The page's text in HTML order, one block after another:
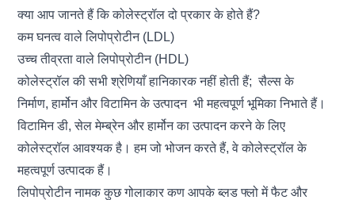
क्या आप जानते हैं कि कोलेस्ट्रॉल दो प्रकार के होते हैं?
कम घनत्व वाले लिपोप्रोटीन (LDL)
उच्च तीव्रता वाले लिपोप्रोटीन (HDL)
कोलेस्ट्रॉल की सभी श्रेणियाँ हानिकारक नहीं होती हैं; सैल्स के
निर्माण, हार्मोन और विटामिन के उत्पादन भी महत्वपूर्ण भूमिका निभाते हैं।
विटामिन डी, सेल मेम्ब्रेन और हार्मोन का उत्पादन करने के लिए
कोलेस्ट्रॉल आवश्यक है। हम जो भोजन करते हैं, वे कोलेस्ट्रॉल के
महत्वपूर्ण उत्पादक हैं।
लिपोप्रोटीन नामक कुछ गोलाकार कण आपके ब्लड फ्लो में फैट और